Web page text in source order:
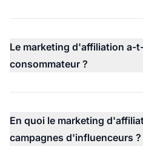
Le marketing d'affiliation a-
consommateur ?
En quoi le marketing
campagnes d'influenceurs ?